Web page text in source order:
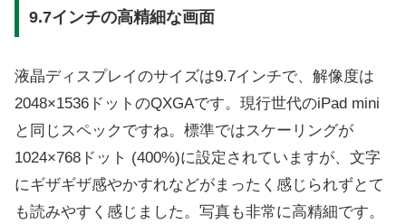
9.7インチの高精細な画面
液晶ディスプレイのサイズは9.7インチで、解像度は
2048×1536ドットのQXGAです。現行世代のiPad mini
と同じスペックですね。標準ではスケーリングが
1024×768ドット (400%)に設定されていますが、文字
にギザギザ感やかすれなどがまったく感じられずとて
も読みやすく感じました。写真も非常に高精細です。